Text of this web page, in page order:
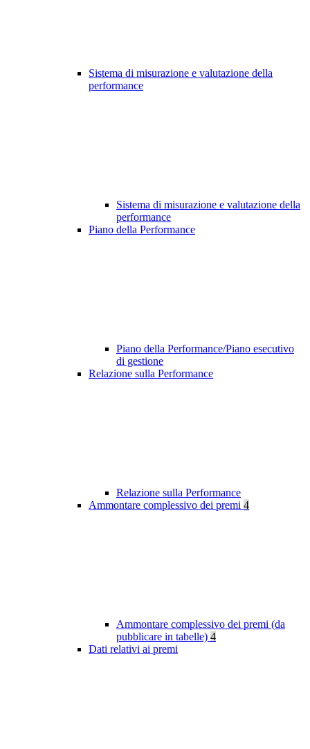
Sistema di misurazione e valutazione della
performance
Sistema di misurazione e valutazione della
performance
Piano della Performance
Piano della Performance/Piano esecutivo
di gestione
Relazione sulla Performance
Relazione sulla Performance
Ammontare complessivo dei premi 4
Ammontare complessivo dei premi (da
pubblicare in tabelle) 4
Dati relativi ai premi